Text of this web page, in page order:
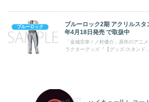
ブルーロック
ブルーロック2期 アクリルス
年4月18日発売 で取扱中
「金城宗幸 / ノ村優介」原作のアニ
ラクターグッズ『【グッズ-スタンド...